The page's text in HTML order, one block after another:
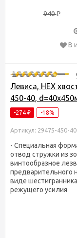
940₽
В
Левиса, HEX
450-40,
-274 ₽ -18%
Артикул: 29475-450-40
- Специальная
отвод стружки из
винтообразное
предварительного
виде
режущего усилия